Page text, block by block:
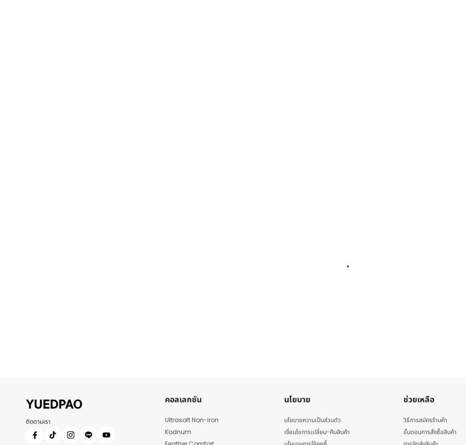
ติดตามเรา
คอลเลกชัน
Ultrasoft Non-iron
Kodnum
นโยบาย
นโยบายความเป็นส่วนตัว
เงื่อนไขการเปลี่ยน-คืนสินค้า
ช่วยเหลือ
วิธีการสมัครร้านค้า
ขั้นตอนการสั่งซื้อสินค้า